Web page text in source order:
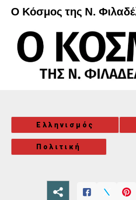
Μετάβαση
περιεχόμενο
Ο Κόσμος της Ν.
Ελληνισμός
Πολιτική